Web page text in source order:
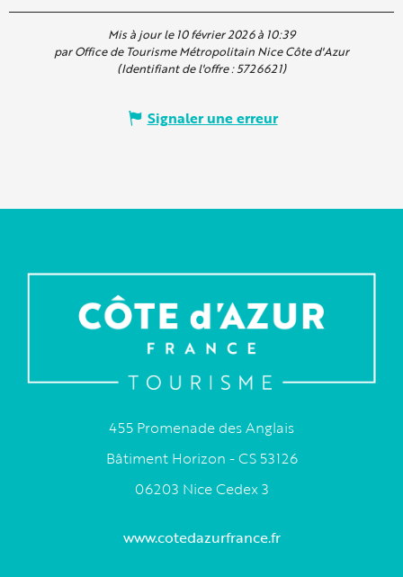
Mis à jour le 10 février 2026 à 10:39
par Office de Tourisme Métropolitain Nice Côte d'Azur
(Identifiant de l'offre :5726621)
Signaler une erreur
455 Promenade des Anglais
Bâtiment Horizon - CS 53126
06203 Nice Cedex 3
www.cotedazurfrance.fr